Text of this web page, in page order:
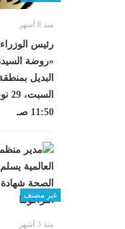
منذ 8 أشهر
رئيس
البديل
11:50 صـ
غير مصنف
منذ 3 أشهر